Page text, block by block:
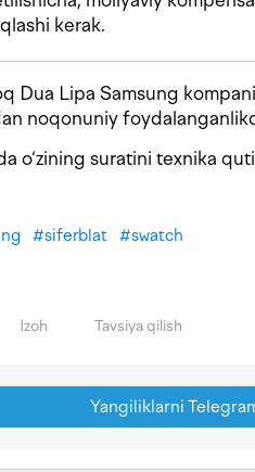
kerak.
Dua Lipa Samsung
noqonuniy
o‘zining suratini texnika
#siferblat #swatch
Izoh Tavsiya qilish
Yangiliklarni